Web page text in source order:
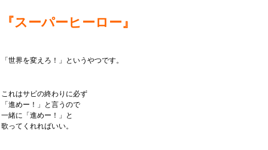
『スーパーヒーロー』
「世界を変えろ！」というやつです。
これはサビの終わりに必ず
「進めー！」と言うので
一緒に「進めー！」と
歌ってくれればいい。